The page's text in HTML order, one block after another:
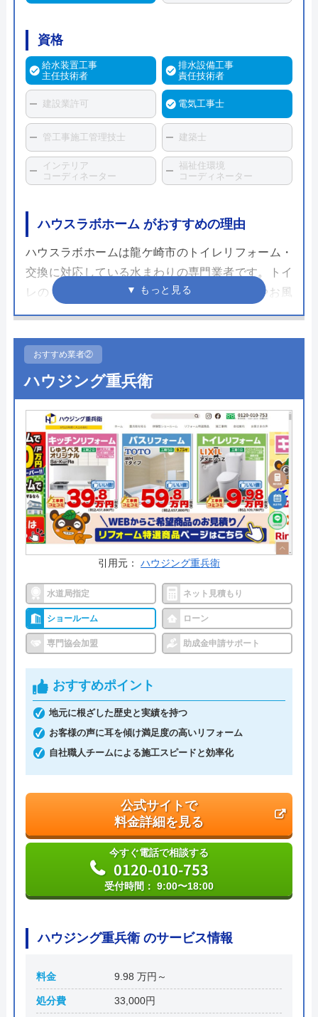
資格
給水装置工事
主任技術者
排水設備工事
責任技術者
建設業許可 電気工事士
管工事施工管理技士 建築士
インテリア
コーディネーター
福祉住環境
コーディネーター
ハウスラボホーム がおすすめの理由
ハウスラボホームは龍ケ崎市のトイレリフォーム・
交換に対応している水まわりの専門業者です。トイ
レのリフォーム・交換以外にも、キッチンやお風
呂、蛇口や排水管などあらゆる水まわりのトラブル
合が起きて修理か交換か迷っている方は、ハウスラ
ボホームのような水まわりの専門業者にまず相談す
るのがおすすめです。状況に合わせて最適な提案を
してくれるでしょう。
自社の研修センターで講習を受け、ベテランスタッ
フのもとで現場経験を積んだスタッフが駆けつける
ので安心です。24時間365日対応可能で、在庫があ
れば当日施工対応も可能なため、お急ぎの方にもお
すすめ。まずは気軽に相談してみてはいかがでしょ
公式サイトで
料金詳細を見る
今すぐ電話で相談する
0120-221-611
受付時間： 24時間
ハウスラボホーム の基本情報
運営会社 株式会社ハウスラボ
平成21年5月1日設立
〒556-0014
大阪府大阪市浪速区大国2丁目1番6号
おすすめ業者②
ハウジング重兵衛
引用元： ハウジング重兵衛
水道局指定 ネット見積もり
ショールーム ローン
専門協会加盟 助成金申請サポート
おすすめポイント
地元に根ざした歴史と実績を持つ
お客様の声に耳を傾け満足度の高いリフォーム
自社職人チームによる施工スピードと効率化
公式サイトで
料金詳細を見る
今すぐ電話で相談する
0120-010-753
受付時間： 9:00〜18:00
ハウジング重兵衛 のサービス情報
料金 9.98 万円～
処分費 33,000円